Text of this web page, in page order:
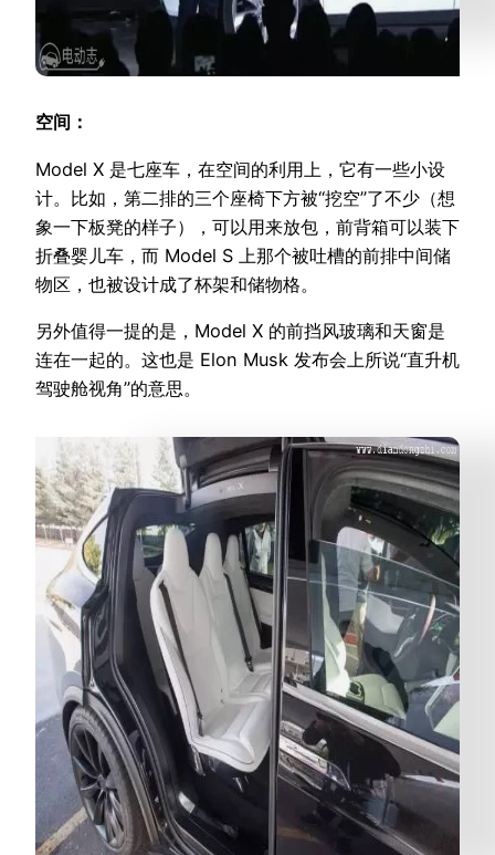
空间：
Model X 是七座车，在空间的利用上，它有一些小设
计。比如，第二排的三个座椅下方被“挖空”了不少（想
象一下板凳的样子），可以用来放包，前背箱可以装下
折叠婴儿车，而 Model S 上那个被吐槽的前排中间储
物区，也被设计成了杯架和储物格。
另外值得一提的是，Model X 的前挡风玻璃和天窗是
连在一起的。这也是 Elon Musk 发布会上所说“直升机
驾驶舱视角”的意思。